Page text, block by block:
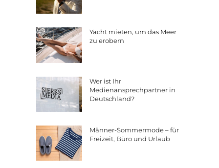
Yacht mieten, um das Meer
zu erobern
Wer ist Ihr
Medienansprechpartner in
Deutschland?
Männer-Sommermode – für
Freizeit, Büro und Urlaub